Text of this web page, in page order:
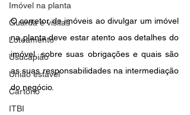
Imóvel na planta
Guarda e visitas
Loteamento
Usucapião
União estável
Cartório
ITBI
O corretor de imóveis ao divulgar um imóvel
na planta deve estar atento aos detalhes do
imóvel, sobre suas obrigações e quais são
as suas responsabilidades na intermediação
do negócio.